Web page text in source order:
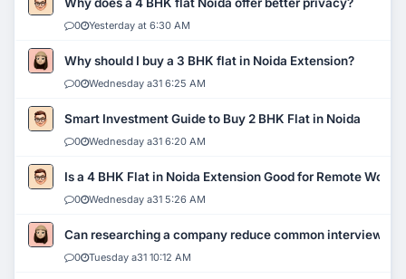
0 Yesterday at 6:30 AM
Why should I buy a 3 BHK flat in Noida Extension?
0 Wednesday a31 6:25 AM
Smart Investment Guide to Buy 2 BHK Flat in Noida
0 Wednesday a31 6:20 AM
Is a 4 BHK Flat in Noida Extension Good for Remote Work?
0 Wednesday a31 5:26 AM
Can researching a company reduce common interview
0 Tuesday a31 10:12 AM